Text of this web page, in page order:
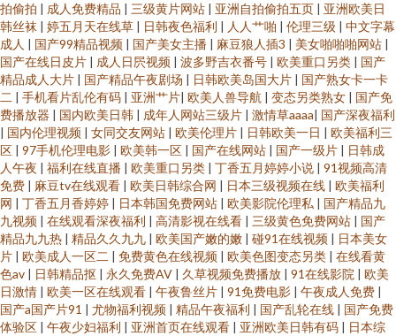
拍偷拍 | 成人免费精品 | 三级黄片网站 | 亚洲自拍偷拍五页 | 亚洲欧美日
韩丝袜 | 婷五月天在线草 | 日韩夜色福利 | 人人艹啪 | 伦理三级 | 中文字幕
成人 | 国产99精品视频 | 国产美女主播 | 麻豆狼人插3 | 美女啪啪啪网站 |
国产在线日皮片 | 成人日屄视频 | 波多野吉衣番号 | 欧美重口另类 | 国产
精品成人大片 | 国产精品午夜剧场 | 日韩欧美岛国大片 | 国产熟女卡一卡
二 | 手机看片乱伦有码 | 亚洲艹片| 欧美人兽导航 | 变态另类熟女 | 国产免
费播放器 | 国内欧美日韩 | 成年人网站三级片 | 激情草aaaa| 国产深夜福利
| 国内伦理视频 | 女同交友网站 | 欧美伦理片 | 日韩欧美一日 | 欧美福利三
区 | 97手机伦理电影 | 欧美韩一区 | 国产在线网站 | 国产一级片 | 日韩成
人午夜 | 福利在线直播 | 欧美重口另类 | 丁香五月婷婷小说 | 91视频高清
免费 | 麻豆tv在线观看 | 欧美日韩综合网 | 日本三级视频在线 | 欧美福利
网 | 丁香五月香婷婷 | 日本韩国免费网站 | 欧美影院伦理私 | 国产精品九
九视频 | 在线观看深夜福利 | 高清影视在线看 | 三级黄色免费网站 | 国产
精品九九热 | 精品久久九九 | 欧美国产嫩的嫩 | 碰91在线视频 | 日本美女
片 | 欧美成人一区二 | 免费黄色在线视频 | 欧美色图变态另类 | 在线看黄
色av | 日韩精品抠 | 永久免费AV | 久草视频免费播放 | 91在线影院 | 欧美
日激情 | 欧美一区在线观看 | 午夜鲁丝片 | 91免费电影 | 午夜成人免费 |
国产a国产片91 | 尤物福利视频 | 精品午夜福利 | 国产乱轮在线 | 国产免费
体验区 | 午夜少妇福利 | 亚洲首页在线观看 | 亚洲欧美日韩有码 | 日本综